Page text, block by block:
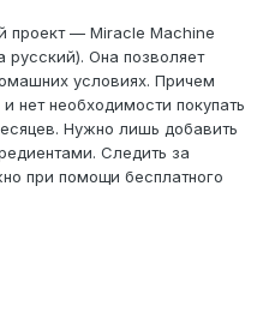
проект — Miracle Machine
Она позволяет
условиях. Причем
нет необходимости покупать
Нужно лишь добавить
Следить за
при помощи бесплатного